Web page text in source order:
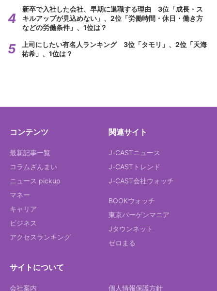
新卒で入社した会社、早期に退職する理由 3位「成長・ス
キルアップが見込めない」、2位「労働時間・休日・働き方
などの労働条件」、1位は？
上司にしたい有名人ランキング 3位「タモリ」、2位「天海
祐希」、1位は？
コンテンツ
最新記事一覧
コラムざんまい
ニュース pickup
マネー
キャリア
ビジネス
アクセスランキング
関連サイト
J-CASTニュース
J-CASTトレンド
J-CAST会社ウォッチ
BOOKウォッチ
東京バーゲンマニア
Jタウンネット
ゼロまる
サイトについて
会社案内 個人情報保護方針